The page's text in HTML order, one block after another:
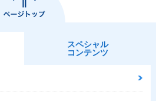
スペシャル
コンテンツ